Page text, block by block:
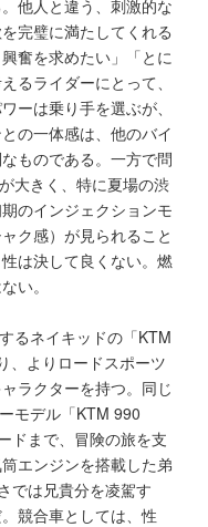
他人と違う、刺激的な
完璧に満たしてくれる
奮を求めたい」「とに
るライダーにとって、
ーは乗り手を選ぶが、
の一体感は、他のバイ
ものである。一方で問
大きく、特に夏場の渋
のインジェクションモ
ク感）が見られること
は決して良くない。燃
い。
るネイキッドの「KTM
、よりロードスポーツ
ラクターを持つ。同じ
モデル「KTM 990
ドまで、冒険の旅を支
エンジンを搭載した弟
では兄貴分を凌駕す
競合車としては、性